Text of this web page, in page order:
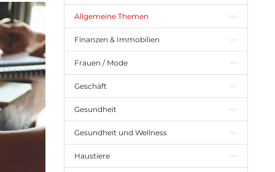
Allgemeine Themen
Finanzen & Immobilien
Frauen / Mode
Geschäft
Gesundheit
Gesundheit und Wellness
Haustiere